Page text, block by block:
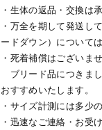
・生体の返品・交換は
・万全を期して発送し
ードダウン）について
・死着補償はございませ
ブリード品につきま
おすすめいたします。
・サイズ計測には多少
・迅速なご連絡・お受